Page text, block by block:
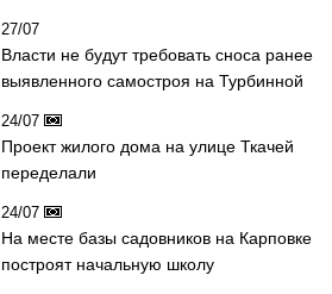
27/07
Власти не будут требовать сноса ранее
выявленного самостроя на Турбинной
24/07
Проект жилого дома на улице Ткачей
переделали
24/07
На месте базы садовников на Карповке
построят начальную школу